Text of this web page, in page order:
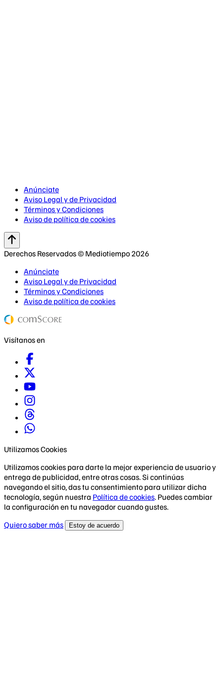
Anúnciate
Aviso Legal y de Privacidad
Términos y Condiciones
Aviso de política de cookies
Derechos Reservados © Mediotiempo 2026
Anúnciate
Aviso Legal y de Privacidad
Términos y Condiciones
Aviso de política de cookies
Visítanos en
Utilizamos Cookies
Utilizamos cookies para darte la mejor experiencia de usuario y
entrega de publicidad, entre otras cosas. Si continúas
navegando el sitio, das tu consentimiento para utilizar dicha
tecnología, según nuestra Política de cookies. Puedes cambiar
la configuración en tu navegador cuando gustes.
Quiero saber más
Estoy de acuerdo